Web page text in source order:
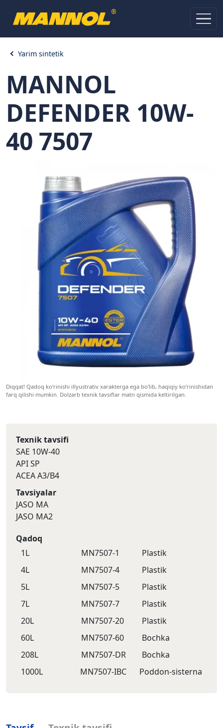
®
Yarim sintetik
MANNOL
DEFENDER 10W-
40 7507
Diqqat! Qadoq ko‘rinishi illyustrativ xarakterga ega bo‘lib, haqiqiy ko‘rinishidan
farq qilishi mumkin. Dolzarb texnik tavsiflar matn qismida keltirilgan.
Texnik tavsifi
SAE 10W-40
API SP
ACEA A3/B4
Tavsiyalar
JASO MA
JASO MA2
Qadoq
1L
MN7507-1
Plastik
4L
MN7507-4
Plastik
5L
MN7507-5
Plastik
7L
MN7507-7
Plastik
20L
MN7507-20
Plastik
60L
MN7507-60
Bochka
208L
MN7507-DR
Bochka
1000L
MN7507-IBC Poddon-sisternа